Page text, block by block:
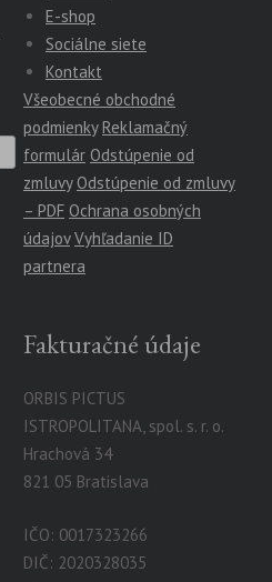
E-shop
Sociálne siete
Kontakt
Všeobecné obchodné
podmienky Reklamačný
formulár Odstúpenie od
zmluvy Odstúpenie od zmluvy
– PDF Ochrana osobných
údajov Vyhľadanie ID
partnera
Fakturačné údaje
ORBIS PICTUS
ISTROPOLITANA, spol. s. r. o.
Hrachová 34
821 05 Bratislava
IČO: 0017323266
DIČ: 2020328035